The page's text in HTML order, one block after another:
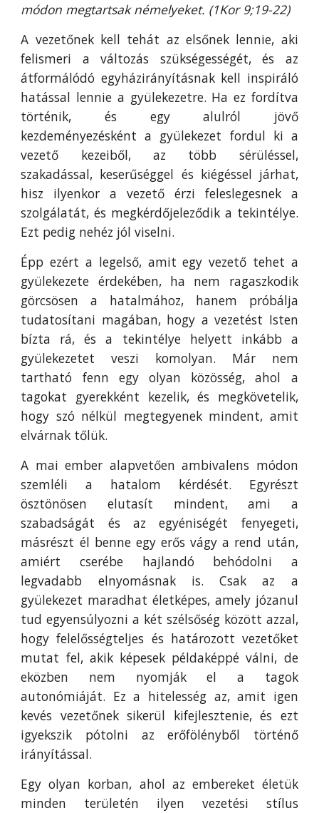
módon megtartsak némelyeket. (1Kor 9;19-22)
A vezetőnek kell tehát az elsőnek lennie, aki
felismeri a változás szükségességét, és az
átformálódó egyházirányításnak kell inspiráló
hatással lennie a gyülekezetre. Ha ez fordítva
történik, és egy alulról jövő
kezdeményezésként a gyülekezet fordul ki a
vezető kezeiből, az több sérüléssel,
szakadással, keserűséggel és kiégéssel járhat,
hisz ilyenkor a vezető érzi feleslegesnek a
szolgálatát, és megkérdőjeleződik a tekintélye.
Ezt pedig nehéz jól viselni.
Épp ezért a legelső, amit egy vezető tehet a
gyülekezete érdekében, ha nem ragaszkodik
görcsösen a hatalmához, hanem próbálja
tudatosítani magában, hogy a vezetést Isten
bízta rá, és a tekintélye helyett inkább a
gyülekezetet veszi komolyan. Már nem
tartható fenn egy olyan közösség, ahol a
tagokat gyerekként kezelik, és megkövetelik,
hogy szó nélkül megtegyenek mindent, amit
elvárnak tőlük.
A mai ember alapvetően ambivalens módon
szemléli a hatalom kérdését. Egyrészt
ösztönösen elutasít mindent, ami a
szabadságát és az egyéniségét fenyegeti,
másrészt él benne egy erős vágy a rend után,
amiért cserébe hajlandó behódolni a
legvadabb elnyomásnak is. Csak az a
gyülekezet maradhat életképes, amely józanul
tud egyensúlyozni a két szélsőség között azzal,
hogy felelősségteljes és határozott vezetőket
mutat fel, akik képesek példaképpé válni, de
eközben nem nyomják el a tagok
autonómiáját. Ez a hitelesség az, amit igen
kevés vezetőnek sikerül kifejlesztenie, és ezt
igyekszik pótolni az erőfölényből történő
irányítással.
Egy olyan korban, ahol az embereket életük
minden területén ilyen vezetési stílus